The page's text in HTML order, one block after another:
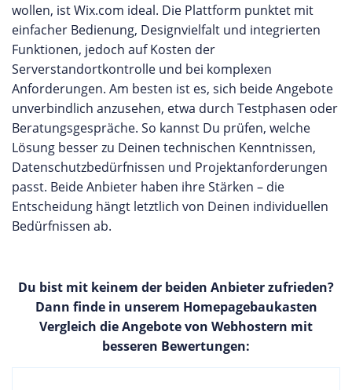
wollen, ist Wix.com ideal. Die Plattform punktet mit
einfacher Bedienung, Designvielfalt und integrierten
Funktionen, jedoch auf Kosten der
Serverstandortkontrolle und bei komplexen
Anforderungen. Am besten ist es, sich beide Angebote
unverbindlich anzusehen, etwa durch Testphasen oder
Beratungsgespräche. So kannst Du prüfen, welche
Lösung besser zu Deinen technischen Kenntnissen,
Datenschutzbedürfnissen und Projektanforderungen
passt. Beide Anbieter haben ihre Stärken – die
Entscheidung hängt letztlich von Deinen individuellen
Bedürfnissen ab.
Du bist mit keinem der beiden Anbieter zufrieden?
Dann finde in unserem Homepagebaukasten
Vergleich die Angebote von Webhostern mit
besseren Bewertungen: